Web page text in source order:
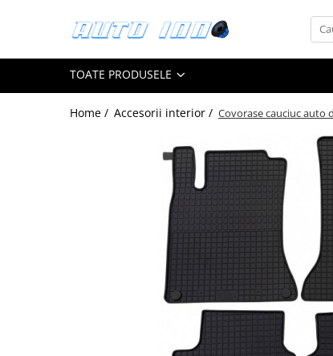
Accesorii interior
Covorase cauciuc auto dedicate
TOATE PRODUSELE
Home / Accesorii interior / Covorase cauciuc auto